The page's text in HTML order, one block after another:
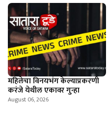
महिलेचा विनयभंग केल्याप्रकरणी
करंजे येथील एकावर गुन्हा
August 06, 2026